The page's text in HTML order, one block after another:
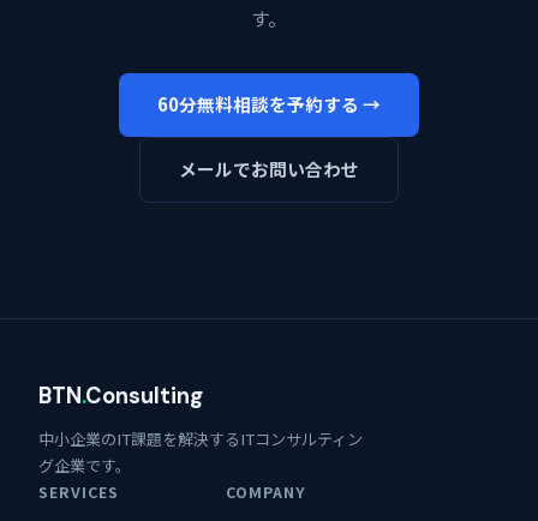
す。
60分無料相談を予約する →
メールでお問い合わせ
BTN.Consulting
中小企業のIT課題を解決するITコンサルティン
グ企業です。
SERVICES COMPANY